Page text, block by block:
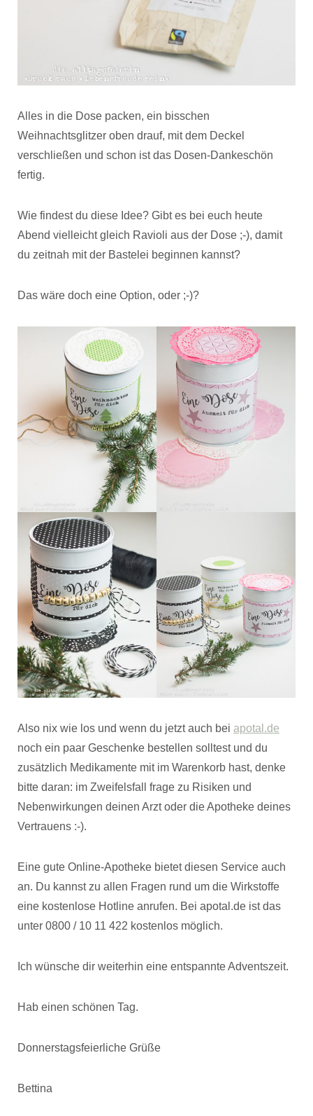
Alles in die Dose packen, ein bisschen
Weihnachtsglitzer oben drauf, mit dem Deckel
verschließen und schon ist das Dosen-Dankeschön
fertig.
Wie findest du diese Idee? Gibt es bei euch heute
Abend vielleicht gleich Ravioli aus der Dose ;-), damit
du zeitnah mit der Bastelei beginnen kannst?
Das wäre doch eine Option, oder ;-)?
Also nix wie los und wenn du jetzt auch bei apotal.de
noch ein paar Geschenke bestellen solltest und du
zusätzlich Medikamente mit im Warenkorb hast, denke
bitte daran: im Zweifelsfall frage zu Risiken und
Nebenwirkungen deinen Arzt oder die Apotheke deines
Vertrauens :-).
Eine gute Online-Apotheke bietet diesen Service auch
an. Du kannst zu allen Fragen rund um die Wirkstoffe
eine kostenlose Hotline anrufen. Bei apotal.de ist das
unter 0800 / 10 11 422 kostenlos möglich.
Ich wünsche dir weiterhin eine entspannte Adventszeit.
Hab einen schönen Tag.
Donnerstagsfeierliche Grüße
Bettina